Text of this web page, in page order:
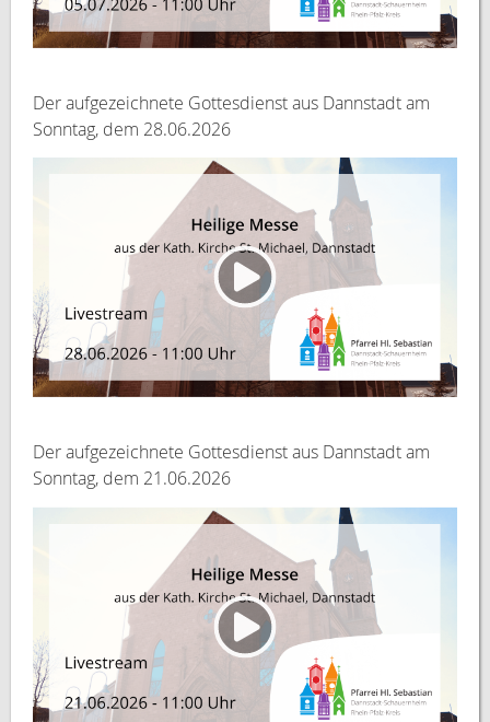
Der aufgezeichnete Gottesdienst aus Dannstadt am
Sonntag, dem 28.06.2026
Der aufgezeichnete Gottesdienst aus Dannstadt am
Sonntag, dem 21.06.2026